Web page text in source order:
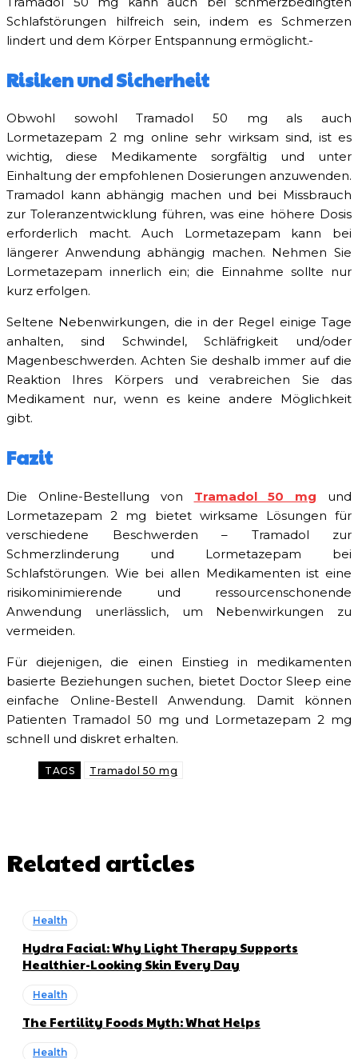
Schlafstörungen hilfreich sein, indem es Schmerzen
lindert und dem Körper Entspannung ermöglicht.
Risiken und Sicherheit
Obwohl sowohl Tramadol 50 mg als auch
Lormetazepam 2 mg online sehr wirksam sind, ist es
wichtig, diese Medikamente sorgfältig und unter
Einhaltung der empfohlenen Dosierungen anzuwenden.
Tramadol kann abhängig machen und bei Missbrauch
zur Toleranzentwicklung führen, was eine höhere Dosis
erforderlich macht. Auch Lormetazepam kann bei
längerer Anwendung abhängig machen. Nehmen Sie
Lormetazepam innerlich ein; die Einnahme sollte nur
kurz erfolgen.
Seltene Nebenwirkungen, die in der Regel einige Tage
anhalten, sind Schwindel, Schläfrigkeit und/oder
Magenbeschwerden. Achten Sie deshalb immer auf die
Reaktion Ihres Körpers und verabreichen Sie das
Medikament nur, wenn es keine andere Möglichkeit
gibt.
Fazit
Die Online-Bestellung von Tramadol 50 mg und
Lormetazepam 2 mg bietet wirksame Lösungen für
verschiedene Beschwerden – Tramadol zur
Schmerzlinderung und Lormetazepam bei
Schlafstörungen. Wie bei allen Medikamenten ist eine
risikominimierende und ressourcenschonende
Anwendung unerlässlich, um Nebenwirkungen zu
vermeiden.
Für diejenigen, die einen Einstieg in medikamenten
basierte Beziehungen suchen, bietet Doctor Sleep eine
einfache Online-Bestell Anwendung. Damit können
Patienten Tramadol 50 mg und Lormetazepam 2 mg
schnell und diskret erhalten.
TAGS Tramadol 50 mg
Related articles
Health
Hydra Facial: Why Light Therapy Supports
Healthier-Looking Skin Every Day
Health
The Fertility Foods Myth: What Helps
Health